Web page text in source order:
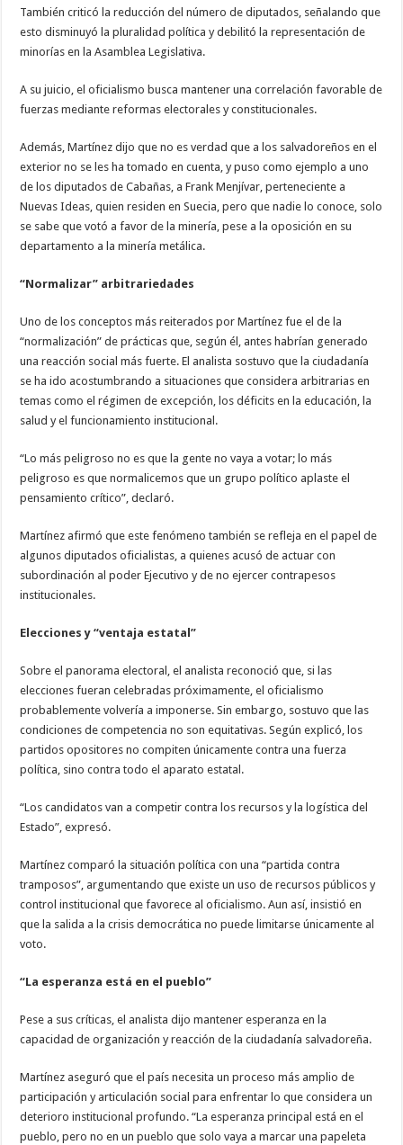
También criticó la reducción del número de diputados, señalando que
esto disminuyó la pluralidad política y debilitó la representación de
minorías en la Asamblea Legislativa.
A su juicio, el oficialismo busca mantener una correlación favorable de
fuerzas mediante reformas electorales y constitucionales.
Además, Martínez dijo que no es verdad que a los salvadoreños en el
exterior no se les ha tomado en cuenta, y puso como ejemplo a uno
de los diputados de Cabañas, a Frank Menjívar, perteneciente a
Nuevas Ideas, quien residen en Suecia, pero que nadie lo conoce, solo
se sabe que votó a favor de la minería, pese a la oposición en su
departamento a la minería metálica.
“Normalizar” arbitrariedades
Uno de los conceptos más reiterados por Martínez fue el de la
“normalización” de prácticas que, según él, antes habrían generado
una reacción social más fuerte. El analista sostuvo que la ciudadanía
se ha ido acostumbrando a situaciones que considera arbitrarias en
temas como el régimen de excepción, los déficits en la educación, la
salud y el funcionamiento institucional.
“Lo más peligroso no es que la gente no vaya a votar; lo más
peligroso es que normalicemos que un grupo político aplaste el
pensamiento crítico”, declaró.
Martínez afirmó que este fenómeno también se refleja en el papel de
algunos diputados oficialistas, a quienes acusó de actuar con
subordinación al poder Ejecutivo y de no ejercer contrapesos
institucionales.
Elecciones y “ventaja estatal”
Sobre el panorama electoral, el analista reconoció que, si las
elecciones fueran celebradas próximamente, el oficialismo
probablemente volvería a imponerse. Sin embargo, sostuvo que las
condiciones de competencia no son equitativas. Según explicó, los
partidos opositores no compiten únicamente contra una fuerza
política, sino contra todo el aparato estatal.
“Los candidatos van a competir contra los recursos y la logística del
Estado”, expresó.
Martínez comparó la situación política con una “partida contra
tramposos”, argumentando que existe un uso de recursos públicos y
control institucional que favorece al oficialismo. Aun así, insistió en
que la salida a la crisis democrática no puede limitarse únicamente al
voto.
“La esperanza está en el pueblo”
Pese a sus críticas, el analista dijo mantener esperanza en la
capacidad de organización y reacción de la ciudadanía salvadoreña.
Martínez aseguró que el país necesita un proceso más amplio de
participación y articulación social para enfrentar lo que considera un
deterioro institucional profundo. “La esperanza principal está en el
pueblo, pero no en un pueblo que solo vaya a marcar una papeleta